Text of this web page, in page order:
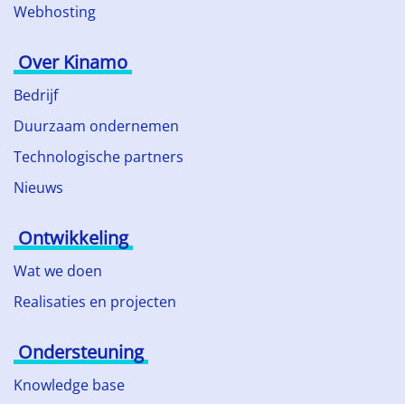
Webhosting
Over Kinamo
Bedrijf
Duurzaam ondernemen
Technologische partners
Nieuws
Ontwikkeling
Wat we doen
Realisaties en projecten
Ondersteuning
Knowledge base